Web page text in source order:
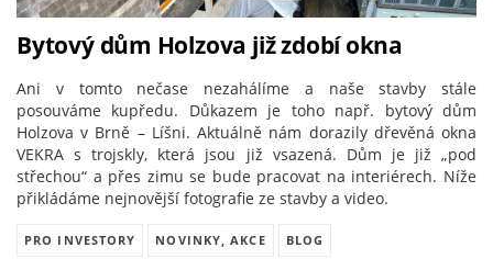
Bytový dům Holzova již zdobí okna
Ani v tomto nečase nezahálíme a naše stavby stále
posouváme kupředu. Důkazem je toho např. bytový dům
Holzova v Brně – Líšni. Aktuálně nám dorazily dřevěná okna
VEKRA s trojskly, která jsou již vsazená. Dům je již „pod
střechou“ a přes zimu se bude pracovat na interiérech. Níže
přikládáme nejnovější fotografie ze stavby a video.
PRO INVESTORY NOVINKY, AKCE BLOG